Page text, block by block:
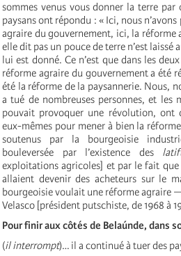
sommes venus vous donner la terre par
paysans ont répondu : « Ici, nous
agraire du gouvernement, ici, la réforme
elle dit pas un pouce de terre n’est laissé
lui est donné. Ce n’est que dans les
réforme agraire du gouvernement a été
été la réforme de la paysannerie. Nous,
a tué de nombreuses personnes, et
pouvait provoquer une révolution, ont
eux-mêmes pour mener à bien la
soutenus par la bourgeoisie
bouleversée par l’existence des
exploitations agricoles] et par le fait que
allaient devenir des acheteurs sur le
bourgeoisie voulait une réforme agraire
Velasco [président putschiste, de 1968 à
Pour finir aux côtés de Belaúnde, dans
(il interrompt)… il a continué à tuer des